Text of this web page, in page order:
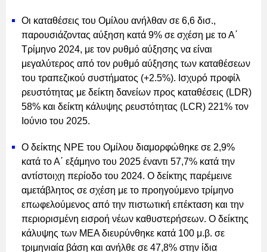
Οι καταθέσεις του Ομίλου ανήλθαν σε 6,6 δισ.,
παρουσιάζοντας αύξηση κατά 9% σε σχέση με το Α΄
Τρίμηνο 2024, με τον ρυθμό αύξησης να είναι
μεγαλύτερος από τον ρυθμό αύξησης των καταθέσεων
του τραπεζικού συστήματος (+2.5%). Ισχυρό προφίλ
ρευστότητας με δείκτη δανείων προς καταθέσεις (LDR)
58% και δείκτη κάλυψης ρευστότητας (LCR) 221% τον
Ιούνιο του 2025.
Ο δείκτης NPE του Ομίλου διαμορφώθηκε σε 2,9%
κατά το Α΄ εξάμηνο του 2025 έναντι 57,7% κατά την
αντίστοιχη περίοδο του 2024. Ο δείκτης παρέμεινε
αμετάβλητος σε σχέση με το προηγούμενο τρίμηνο
επωφελούμενος από την πιστωτική επέκταση και την
περιορισμένη εισροή νέων καθυστερήσεων. Ο δείκτης
κάλυψης των ΜΕΑ διευρύνθηκε κατά 100 μ.β. σε
τριμηνιαία βάση και ανήλθε σε 47,8% στην ίδια